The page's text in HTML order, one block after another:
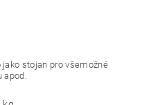
jako stojan pro všemožné
apod.